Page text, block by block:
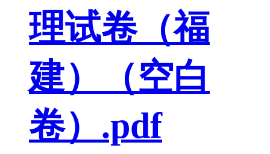
理试卷（福
建）（空白
卷）.pdf